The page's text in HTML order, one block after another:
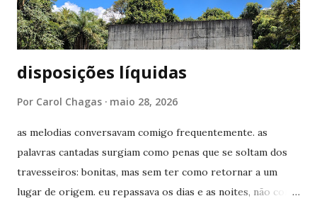
moravam no sótão (local onde os judeus se escondiam).
Bob Esponja Para o ...
disposições líquidas
Por Carol Chagas maio 28, 2026
as melodias conversavam comigo frequentemente. as
palavras cantadas surgiam como penas que se soltam dos
travesseiros: bonitas, mas sem ter como retornar a um
lugar de origem. eu repassava os dias e as noites, não como